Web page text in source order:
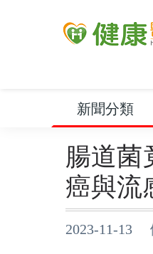
新聞分類
腸道
癌與流
2023-11-13